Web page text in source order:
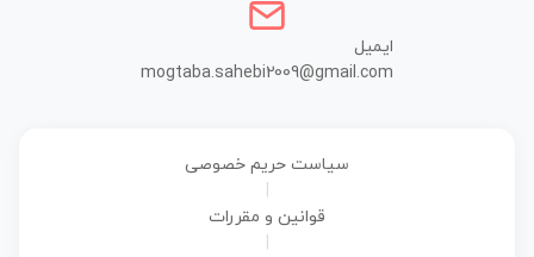
ایمیل
mogtaba.sahebi2009@gmail.com
سیاست حریم خصوصی
قوانین و مقررات